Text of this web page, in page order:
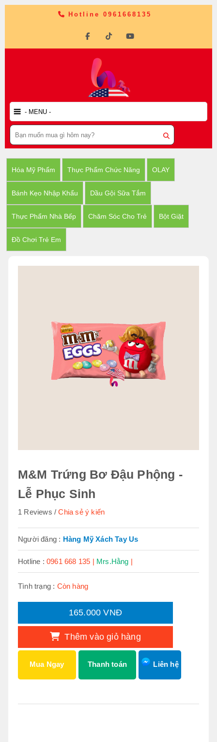
Hotline 0961668135
Hóa Mỹ Phẩm Thực Phẩm Chức Năng OLAY
Bánh Kẹo Nhập Khẩu Dầu Gội Sữa Tắm
Thực Phẩm Nhà Bếp Chăm Sóc Cho Trẻ Bột Giặt
Đồ Chơi Trẻ Em
M&M Trứng Bơ Đậu Phộng -
Lễ Phục Sinh
1 Reviews Chia sẻ ý kiến
Người đăng : Hàng Mỹ Xách Tay Us
Hotline :0961 668 135 | Mrs.Hằng |
Tình trạng : Còn hàng
165.000 VNĐ
Thêm vào giỏ hàng
Mua Ngay Thanh toán Liên hệ